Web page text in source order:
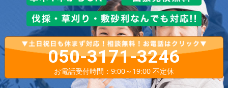
050-3171-3246
お電話受付時間：9:00～19:00 不定休